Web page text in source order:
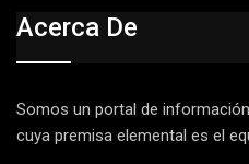
Acerca De
Somos un portal de
cuya premisa elemental es el